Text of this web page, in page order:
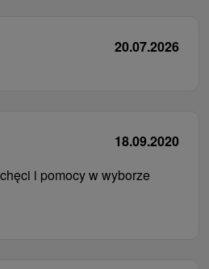
20.07.2026
18.09.2020
i pomocy w wyborze